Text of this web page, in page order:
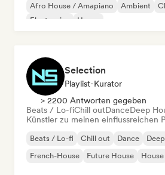
Afro House / Amapiano
Ambient
Electronica
House
Selection
Playlist-Kurator
> 2200 Antworten gegeben
Beats / Lo-fiChill outDanceDeep
Künstler zu meinen einflussreichen
Beats / Lo-fi Chill out Dance
French-House
Future House House